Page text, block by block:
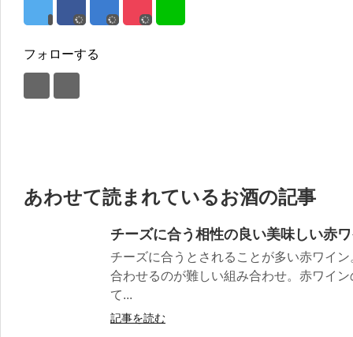
フォローする
あわせて読まれているお酒の記事
チーズに合う相性の良い美味しい赤
チーズに合うとされることが多い赤ワイ
合わせるのが難しい組み合わせ。赤ワイ
て...
記事を読む